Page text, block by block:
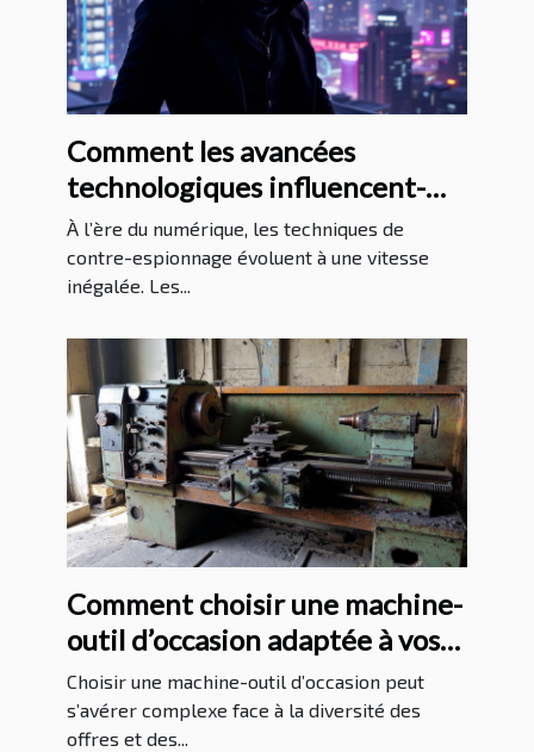
Comment les avancées
technologiques influencent-
elles les méthodes de contre-
espionnage ?
À l’ère du numérique, les techniques de
contre-espionnage évoluent à une vitesse
inégalée. Les...
Comment choisir une machine-
outil d’occasion adaptée à vos
besoins ?
Choisir une machine-outil d’occasion peut
s’avérer complexe face à la diversité des
offres et des...